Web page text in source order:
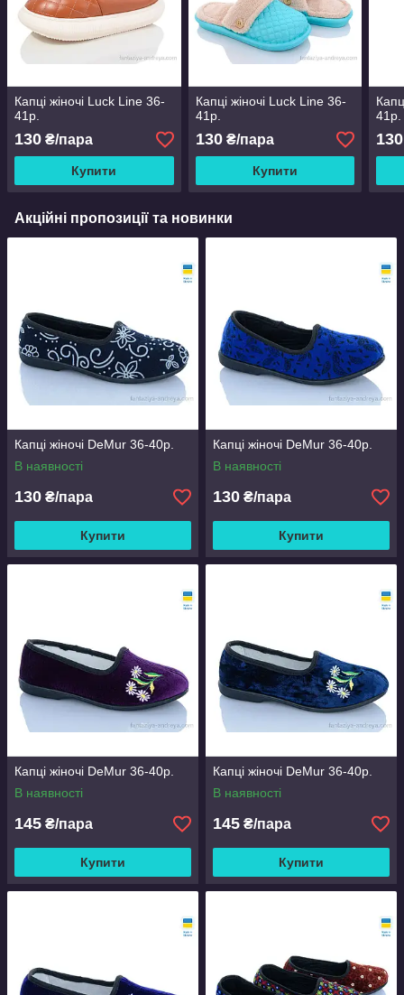
Капці жіночі Luck Line 36-
41р.
130 ₴/пара
Купити
Капці жіночі Luck Line 36-
41р.
130₴/пара
Купити
41р.
130
Акційні пропозиції та новинки
Капці жіночі DeMur 36-40р.
В наявності
130 ₴/пара
Купити
Капці жіночі DeMur 36-40р.
В наявності
130 ₴/пара
Купити
Капці жіночі DeMur 36-40р.
В наявності
145 ₴/пара
Купити
Капці жіночі DeMur 36-40р.
В наявності
145 ₴/пара
Купити